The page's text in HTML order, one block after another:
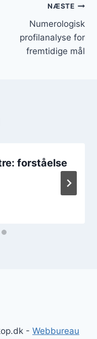
NÆSTE
Numerologisk
profilanalyse for
fremtidige mål
forståelse
- Webbureau